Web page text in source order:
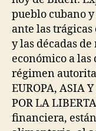
pueblo cubano
ante las
y las décadas
económico a las
régimen
EUROPA, ASIA
POR LA
financiera,